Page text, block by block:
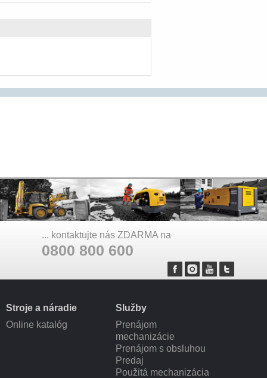
... kontaktujte nás ZDARMA na
0800 800 600
Stroje a náradie
Online katalóg
Služby
Prenájom
mechanizácie
Prenájom s obsluhou
Predaj
Použitá mechanizácia